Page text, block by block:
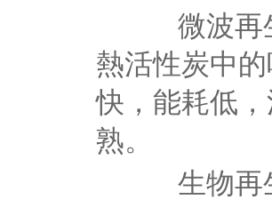
微波再生
熱活性炭中
快，能耗低
熟。
生物再生